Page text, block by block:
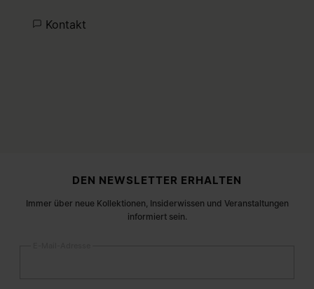
Kontakt
DEN NEWSLETTER ERHALTEN
Immer über neue Kollektionen, Insiderwissen und Veranstaltungen
informiert sein.